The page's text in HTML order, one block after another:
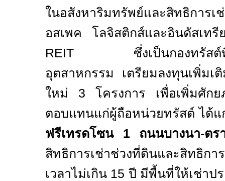
ในอสังหาริมทรัพย์และสิทธิการ
อสเพค โลจิสติกส์และอินดัสเท
REIT ซึ่งเป็นกองทรัสต์ที่ล
อุตสาหกรรม เตรียมลงทุนเพิ่ม
ใหม่ 3 โครงการ เพื่อเพิ่มศักย
ตอบแทนแก่ผู้ถือหน่วยทรัสต์ ได้
ฟรีเทรดโซน 1ถนนบางนา-ตร
สิทธิการเช่าช่วงที่ดินและสิทธิก
เวลาไม่เกิน 15 ปี มีพื้นที่ให้เช่าป